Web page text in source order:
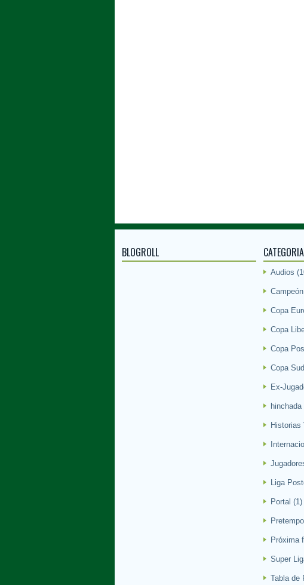
BLOGROLL
Audios
Campeón
Copa
Copa
Copa
Copa
Ex-
hinchada
Historias
Liga
Portal (1)
Próxima
Super
Tabla de